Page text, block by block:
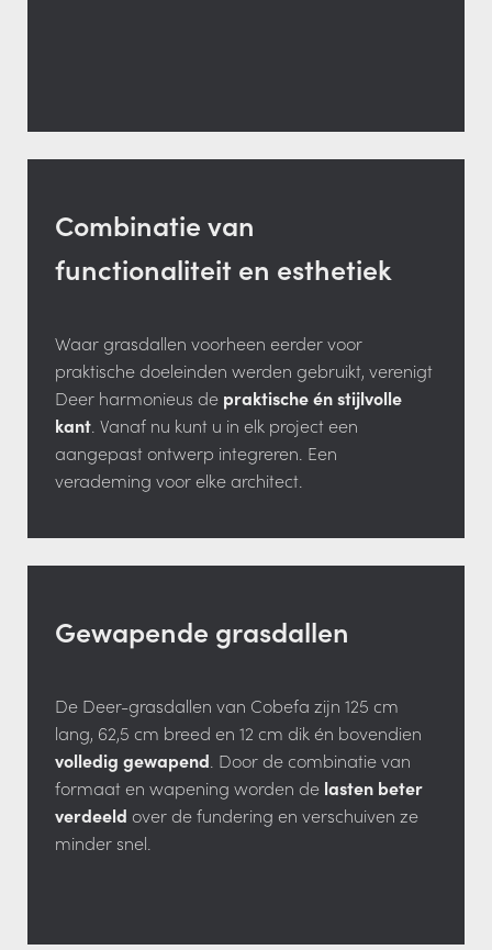
Combinatie van
functionaliteit en esthetiek
Waar grasdallen voorheen eerder voor
praktische doeleinden werden gebruikt, verenigt
Deer harmonieus de praktische én stijlvolle
kant . Vanaf nu kunt u in elk project een
aangepast ontwerp integreren. Een
verademing voor elke architect.
Gewapende grasdallen
De Deer-grasdallen van Cobefa zijn 125 cm
lang, 62,5 cm breed en 12 cm dik én bovendien
volledig gewapend . Door de combinatie van
formaat en wapening worden de lasten beter
verdeeld over de fundering en verschuiven ze
minder snel.